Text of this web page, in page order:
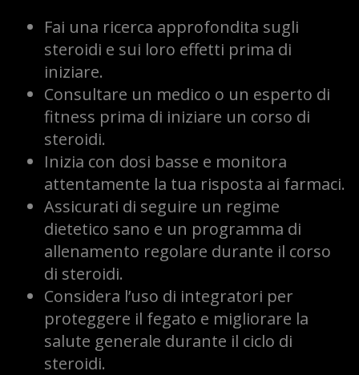
Fai una ricerca approfondita sugli
steroidi e sui loro effetti prima di
iniziare.
Consultare un medico o un esperto di
fitness prima di iniziare un corso di
steroidi.
Inizia con dosi basse e monitora
attentamente la tua risposta ai farmaci.
Assicurati di seguire un regime
dietetico sano e un programma di
allenamento regolare durante il corso
di steroidi.
Considera l’uso di integratori per
proteggere il fegato e migliorare la
salute generale durante il ciclo di
steroidi.